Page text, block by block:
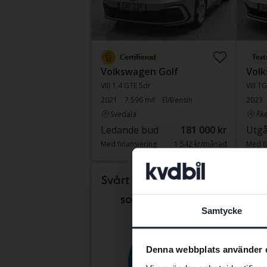
Samtycke
Denna webbplats använder
Certifierad
Volkswagen Golf
VIII 1.4 GTE 5dr
2021
7 596 mil
El/Bensin
Svedala
Ledande bud 181 000 kr
Med finansiering 1 542 kr/månad
VIII
2023
Med
Svårt att veta vilken bil
som passar dig?